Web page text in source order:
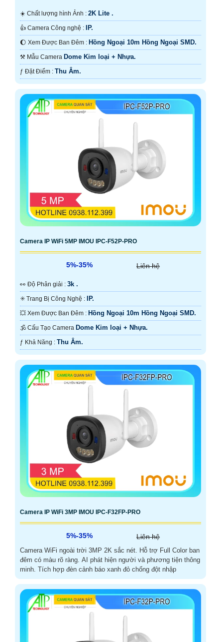
☀️ Chất lượng hình Ảnh : 2K Lite .
👍 Camera Công nghệ : IP.
🌔 Xem Được Ban Đêm : Hồng Ngoại 10m Hồng Ngoại SMD.
⚒ Mẫu Camera Dome Kim loại + Nhựa.
️ƒ Đặt Điểm : Thu Âm.
Camera IP WiFi 5MP IMOU IPC-F52P-PRO
5%-35% Liên hệ
️👀 Độ Phân giải : 3k .
✳️ Trang Bị Công Nghệ : IP.
💥 Xem Được Ban Đêm : Hồng Ngoại 10m Hồng Ngoại SMD.
🕉️ Cấu Tạo Camera Dome Kim loại + Nhựa.
️ƒ Khả Năng : Thu Âm.
Camera IP WiFi 3MP IMOU IPC-F32FP-PRO
5%-35% Liên hệ
Camera WiFi ngoài trời 3MP 2K sắc nét. Hỗ trợ Full Color ban
đêm có màu rõ ràng. AI phát hiện người và phương tiện thông
minh. Tích hợp đèn cảnh báo xanh đỏ chống đột nhập